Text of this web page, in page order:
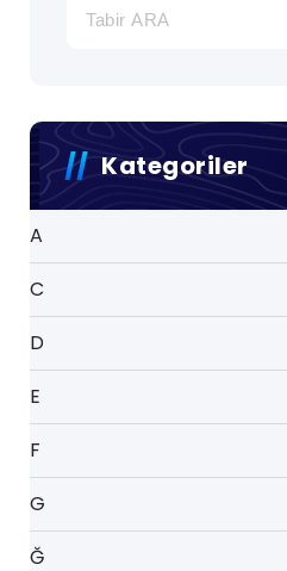
Kategoriler
A
C
D
E
F
G
Ğ